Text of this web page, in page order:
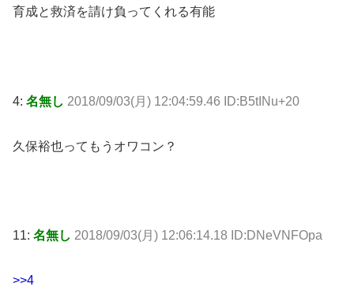
育成と救済を請け負ってくれる有能
4: 名無し 2018/09/03(月) 12:04:59.46 ID:B5tINu+20
久保裕也ってもうオワコン？
11: 名無し 2018/09/03(月) 12:06:14.18 ID:DNeVNFOpa
>>4